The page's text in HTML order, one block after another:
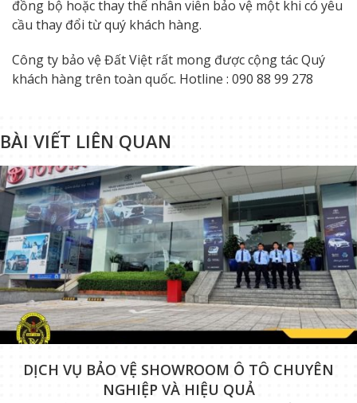
đồng bộ hoặc thay thế nhân viên bảo vệ một khi có yêu
cầu thay đổi từ quý khách hàng.
Công ty bảo vệ Đất Việt rất mong được cộng tác Quý
khách hàng trên toàn quốc. Hotline : 090 88 99 278
BÀI VIẾT LIÊN QUAN
DỊCH VỤ BẢO VỆ SHOWROOM Ô TÔ CHUYÊN
NGHIỆP VÀ HIỆU QUẢ